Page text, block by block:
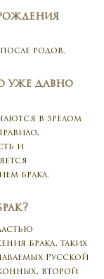
родов.
уже давно
в зрелом
и
брака.
брака, таких
Русской
второй